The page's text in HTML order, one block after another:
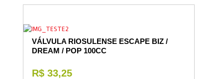
VÁLVULA RIOSULENSE ESCAPE BIZ /
DREAM / POP 100CC
R$ 33,25